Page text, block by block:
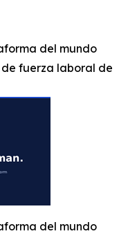
del mundo
fuerza laboral de
del mundo